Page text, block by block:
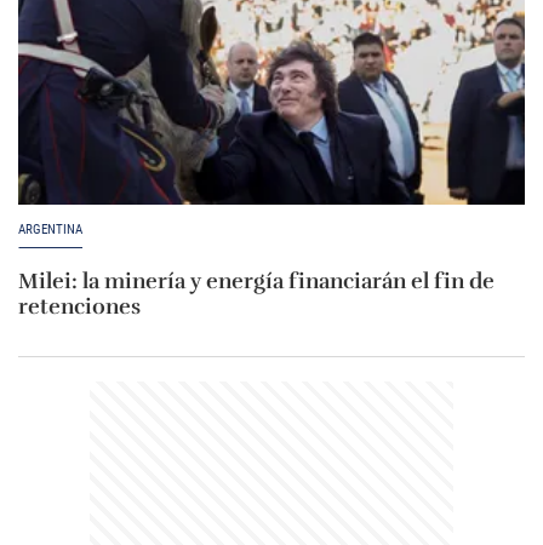
ARGENTINA
Milei: la minería y energía financiarán el fin de
retenciones